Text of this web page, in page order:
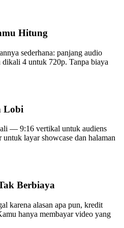
Hitung
sederhana: panjang audio
4 untuk 720p. Tanpa biaya
Lobi
— 9:16 vertikal untuk audiens
layar showcase dan halaman
Berbiaya
karena alasan apa pun, kredit
hanya membayar video yang